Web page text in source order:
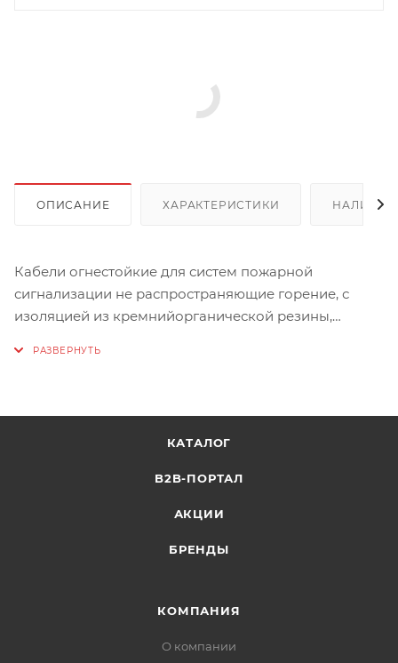
ОПИСАНИЕ ХАРАКТЕРИСТИКИ НАЛИЧИЕ
Кабели огнестойкие для систем пожарной
сигнализации не распространяющие горение, с
изоляцией из кремнийорганической резины,
Кратность упаковки, м, м: 200
КАТАЛОГ
B2B-ПОРТАЛ
АКЦИИ
БРЕНДЫ
КОМПАНИЯ
О компании